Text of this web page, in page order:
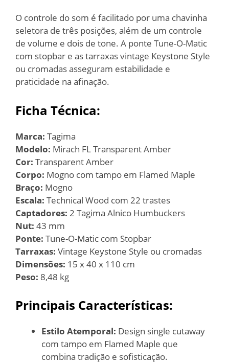
O controle do som é facilitado por uma chavinha
seletora de três posições, além de um controle
de volume e dois de tone. A ponte Tune-O-Matic
com stopbar e as tarraxas vintage Keystone Style
ou cromadas asseguram estabilidade e
praticidade na afinação.
Ficha Técnica:
Marca: Tagima
Modelo: Mirach FL Transparent Amber
Cor: Transparent Amber
Corpo: Mogno com tampo em Flamed Maple
Braço: Mogno
Escala: Technical Wood com 22 trastes
Captadores: 2 Tagima Alnico Humbuckers
Nut: 43 mm
Ponte: Tune-O-Matic com Stopbar
Tarraxas: Vintage Keystone Style ou cromadas
Dimensões: 15 x 40 x 110 cm
Peso: 8,48 kg
Principais Características:
Estilo Atemporal: Design single cutaway
com tampo em Flamed Maple que
combina tradição e sofisticação.